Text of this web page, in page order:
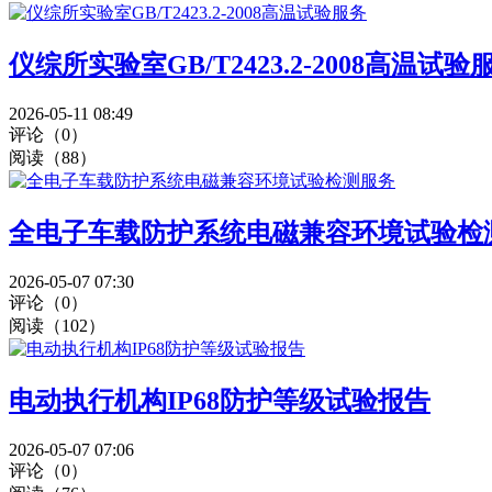
仪综所实验室GB/T2423.2-2008高温试验
2026-05-11 08:49
评论（0）
阅读（88）
全电子车载防护系统电磁兼容环境试验检
2026-05-07 07:30
评论（0）
阅读（102）
电动执行机构IP68防护等级试验报告
2026-05-07 07:06
评论（0）